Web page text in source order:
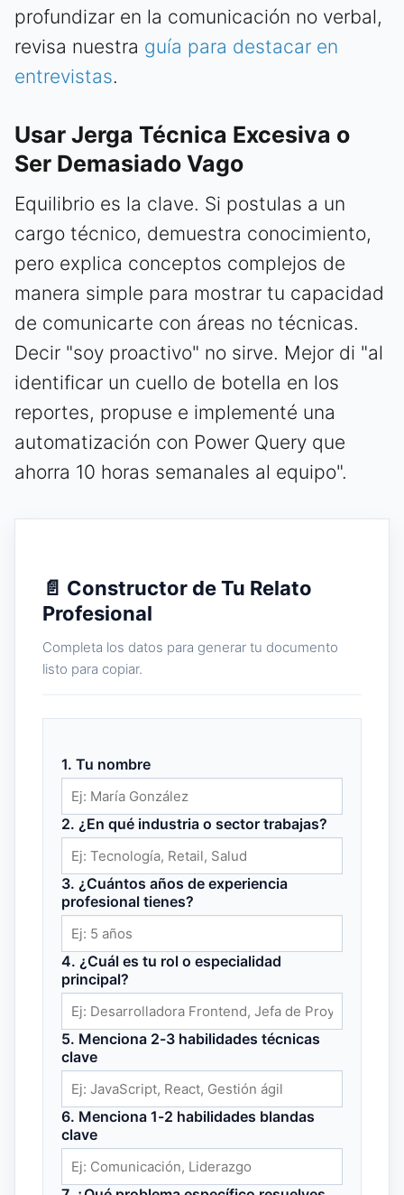
profundizar en la comunicación no verbal,
revisa nuestra guía para destacar en
entrevistas.
Usar Jerga Técnica Excesiva o
Ser Demasiado Vago
Equilibrio es la clave. Si postulas a un
cargo técnico, demuestra conocimiento,
pero explica conceptos complejos de
manera simple para mostrar tu capacidad
de comunicarte con áreas no técnicas.
Decir "soy proactivo" no sirve. Mejor di "al
identificar un cuello de botella en los
reportes, propuse e implementé una
automatización con Power Query que
ahorra 10 horas semanales al equipo".
📄 Constructor de Tu Relato
Profesional
Completa los datos para generar tu documento
listo para copiar.
1. Tu nombre
2. ¿En qué industria o sector trabajas?
3. ¿Cuántos años de experiencia
profesional tienes?
4. ¿Cuál es tu rol o especialidad
principal?
5. Menciona 2-3 habilidades técnicas
clave
6. Menciona 1-2 habilidades blandas
clave